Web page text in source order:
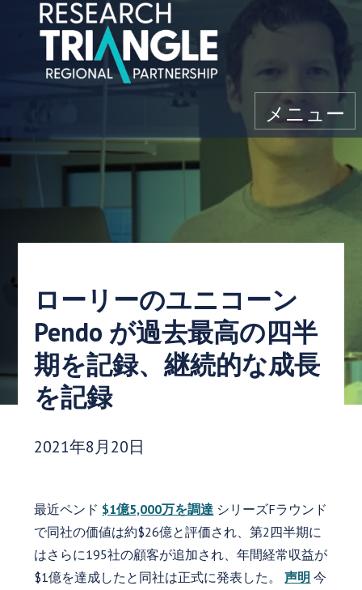
コンテンツにスキップ
メニュー
ローリーのユニコーン
Pendo が過去最高の四半
期を記録、継続的な成長
を記録
発行日:
2021年8月20日
最近ペンド $1億5,000万を調達 シリーズFラウンド
で同社の価値は約$26億と評価され、第2四半期に
はさらに195社の顧客が追加され、年間経常収益が
$1億を達成したと同社は正式に発表した。声明 今